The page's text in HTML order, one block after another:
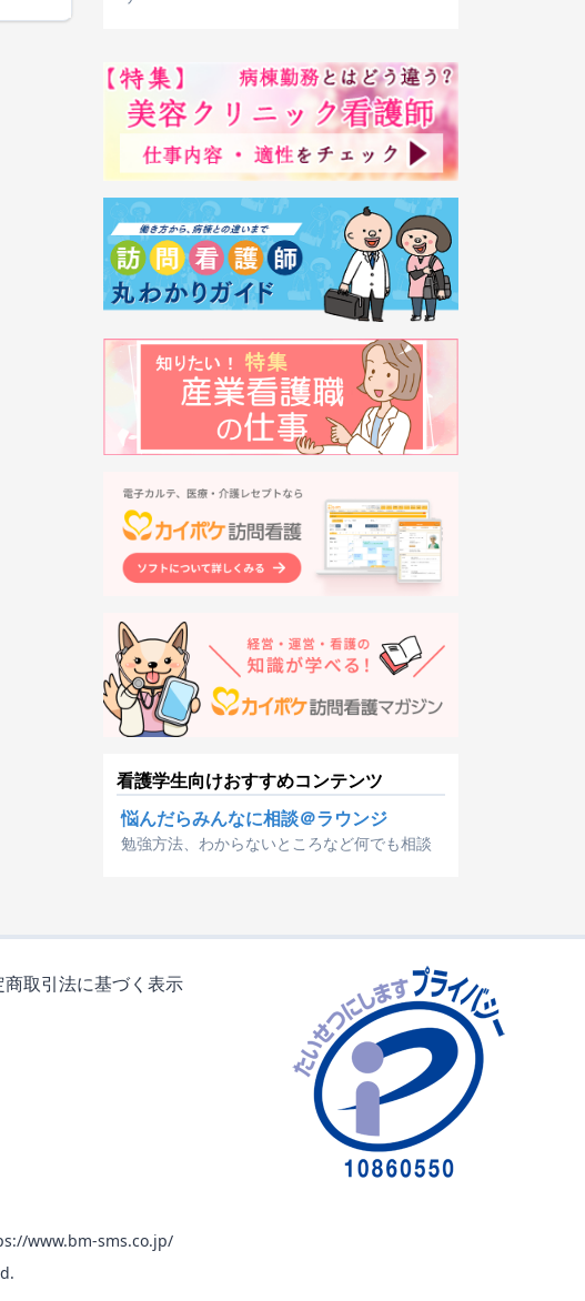
看護学生向けおすすめコンテンツ
悩んだらみんなに相談＠ラウンジ
勉強方法、わからないところなど何でも相談
商取引法に基づく表示
www.bm-sms.co.jp/